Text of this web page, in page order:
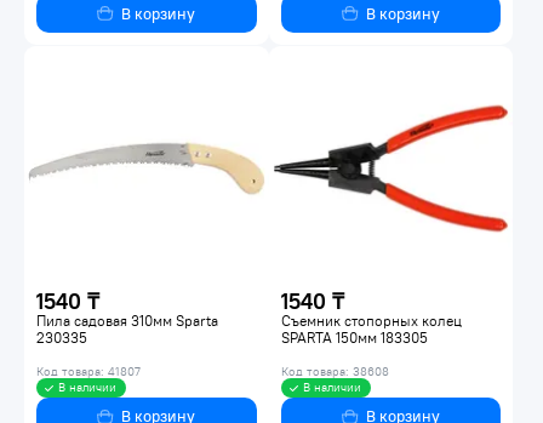
В корзину В корзину
1540 ₸
Пила садовая 310мм Sparta
230335
Код товара: 41807
В наличии
В корзину
1540 ₸
Съемник стопорных колец
SPARTA 150мм 183305
Код товара: 38608
В наличии
В корзину